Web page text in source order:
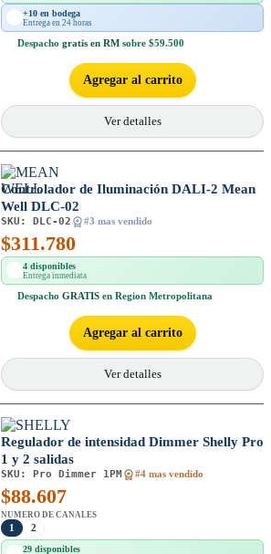
+10 en bodega
Entrega en 24 horas
Despacho gratis en RM sobre $59.500
Agregar al carrito
Ver detalles
Controlador de Iluminación DALI-2 Mean
Well DLC-02
SKU: DLC-02 #3 mas vendido
$311.780
4 disponibles
Entrega inmediata
Despacho GRATIS en Region Metropolitana
Agregar al carrito
Ver detalles
Regulador de intensidad Dimmer Shelly Pro
1 y 2 salidas
SKU: Pro Dimmer 1PM #4 mas vendido
$88.607
NUMERO DE CANALES
1 2
29 disponibles